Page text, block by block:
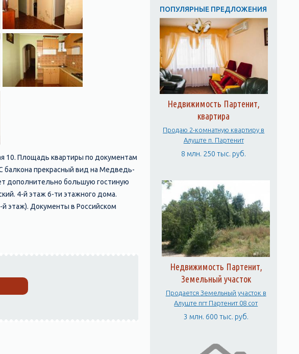
10. Площадь квартиры по документам
балкона прекрасный вид на Медведь-
дополнительно большую гостиную
4-й этаж 6-ти этажного дома.
й этаж). Документы в Российском
ПОПУЛЯРНЫЕ ПРЕДЛОЖЕНИЯ
Недвижимость Партенит,
квартира
Продаю 2-комнатную квартиру в
Алуште п. Партенит
8 млн. 250 тыс. руб.
Недвижимость Партенит,
Земельный участок
Продается Земельный участок в
Алуште пгт Партенит 08 сот
3 млн. 600 тыс. руб.